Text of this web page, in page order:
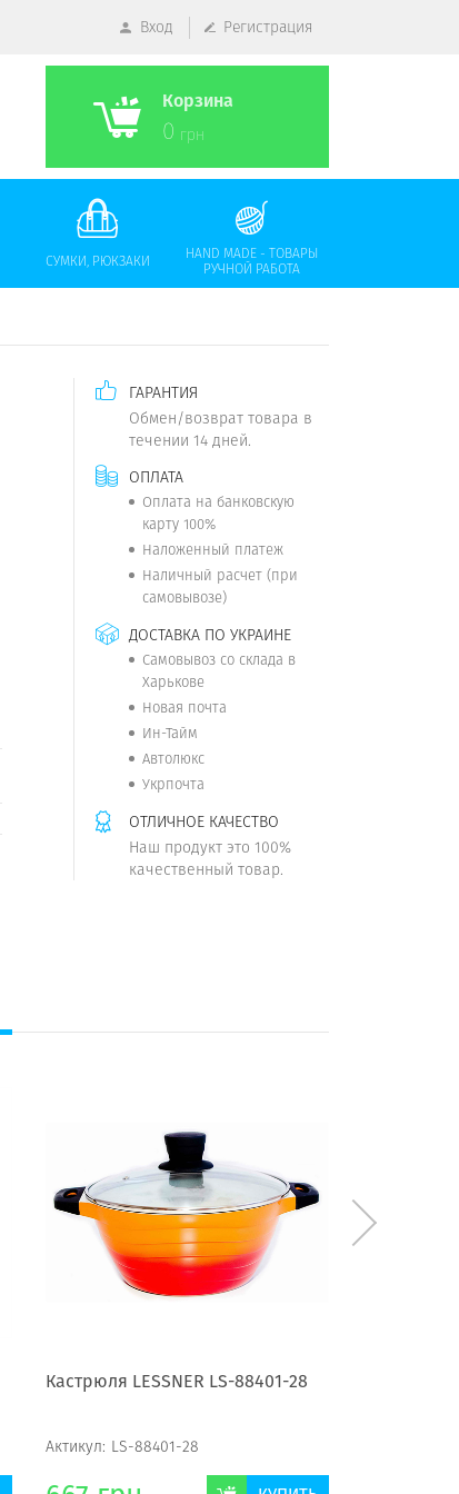
Вход Регистрация
Корзина
0 грн
СУМКИ, РЮКЗАКИ
HAND MADE - ТОВАРЫ
РУЧНОЙ РАБОТА
ГАРАНТИЯ
Обмен/возврат товара в
течении 14 дней.
ОПЛАТА
Оплата на банковскую
карту 100%
Наложенный платеж
Наличный расчет (при
самовывозе)
ДОСТАВКА ПО УКРАИНЕ
Самовывоз со склада в
Харькове
Новая почта
Ин-Тайм
Автолюкс
Укрпочта
ОТЛИЧНОЕ КАЧЕСТВО
Наш продукт это 100%
качественный товар.
Кастрюля LESSNER LS-88401-28
Актикул: LS-88401-28